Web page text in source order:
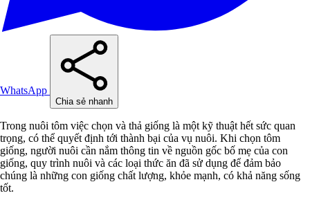
WhatsApp
Chia sẻ nhanh
Trong nuôi tôm việc chọn và thả giống là một kỹ thuật hết sức quan
trọng, có thể quyết định tới thành bại của vụ nuôi. Khi chọn tôm
giống, người nuôi cần nắm thông tin về nguồn gốc bố mẹ của con
giống, quy trình nuôi và các loại thức ăn đã sử dụng để đảm bảo
chúng là những con giống chất lượng, khỏe mạnh, có khả năng sống
tốt.